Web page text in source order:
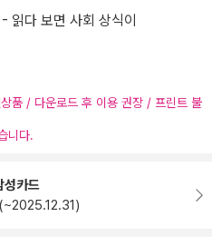
읽다 보면 사회 상식이
품 / 다운로드 후 이용 권장 / 프린트 불
니다.
성카드